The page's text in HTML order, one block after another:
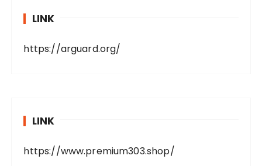
LINK
https://arguard.org/
LINK
https://www.premium303.shop/